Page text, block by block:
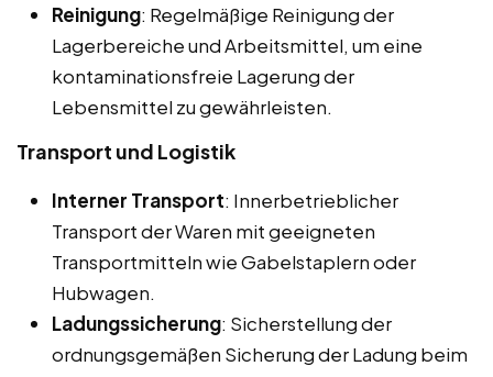
Reinigung: Regelmäßige Reinigung der
Lagerbereiche und Arbeitsmittel, um eine
kontaminationsfreie Lagerung der
Lebensmittel zu gewährleisten.
Transport und Logistik
Interner Transport: Innerbetrieblicher
Transport der Waren mit geeigneten
Transportmitteln wie Gabelstaplern oder
Hubwagen.
Ladungssicherung: Sicherstellung der
ordnungsgemäßen Sicherung der Ladung beim